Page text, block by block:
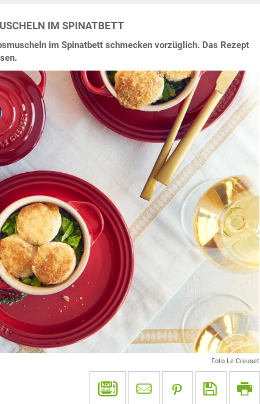
IM SPINATBETT
im Spinatbett schmecken vorzüglich. Das Rezept
Foto Le Creuset